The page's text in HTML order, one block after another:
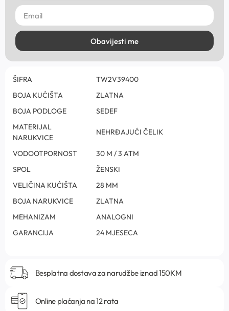
Obavijesti me
ŠIFRA
TW2V39400
BOJA KUĆIŠTA
ZLATNA
BOJA PODLOGE
SEDEF
MATERIJAL
NARUKVICE
NEHRĐAJUĆI ČELIK
VODOOTPORNOST
30 M / 3 ATM
SPOL
ŽENSKI
VELIČINA KUĆIŠTA
28 MM
BOJA NARUKVICE
ZLATNA
MEHANIZAM
ANALOGNI
GARANCIJA
24 MJESECA
Besplatna dostava za narudžbe iznad 150KM
Online plaćanja na 12 rata